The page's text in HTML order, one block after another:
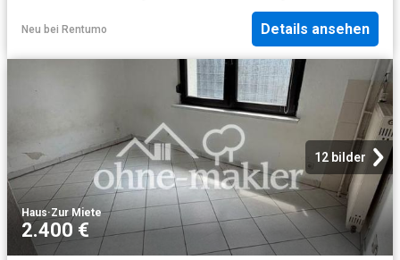
Neu bei Rentumo Details ansehen
12 bilder
Haus·Zur Miete
2.400 €